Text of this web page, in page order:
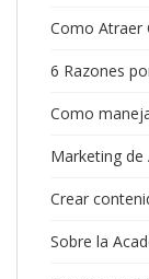
Como Atraer
6 Razones
Como
Marketing de
Crear
Sobre la